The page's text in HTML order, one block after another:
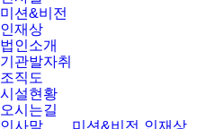
미션&비전
인재상
법인소개
기관발자취
조직도
시설현황
오시는길
인사말
미션&비전 인재상